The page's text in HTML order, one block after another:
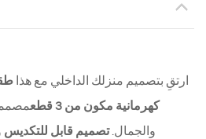
ارتقِ بتصميم منزلك الداخلي مع هذا
كهرمانية مكون من 3 قطع
والجمال.تصميم قابل للتكديس